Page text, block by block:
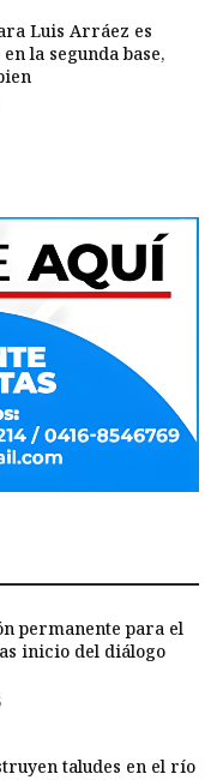
Luis Arráez es
la segunda base,
permanente para el
inicio del diálogo
taludes en el río